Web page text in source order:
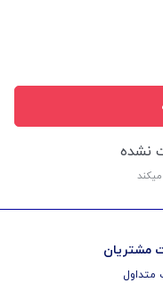
نشده
مشتریان
متداول